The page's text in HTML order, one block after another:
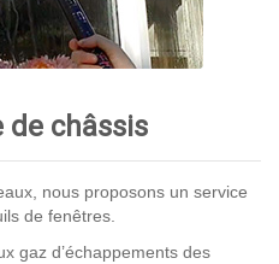
de châssis
nous proposons un service
de fenêtres.
gaz d’échappements des